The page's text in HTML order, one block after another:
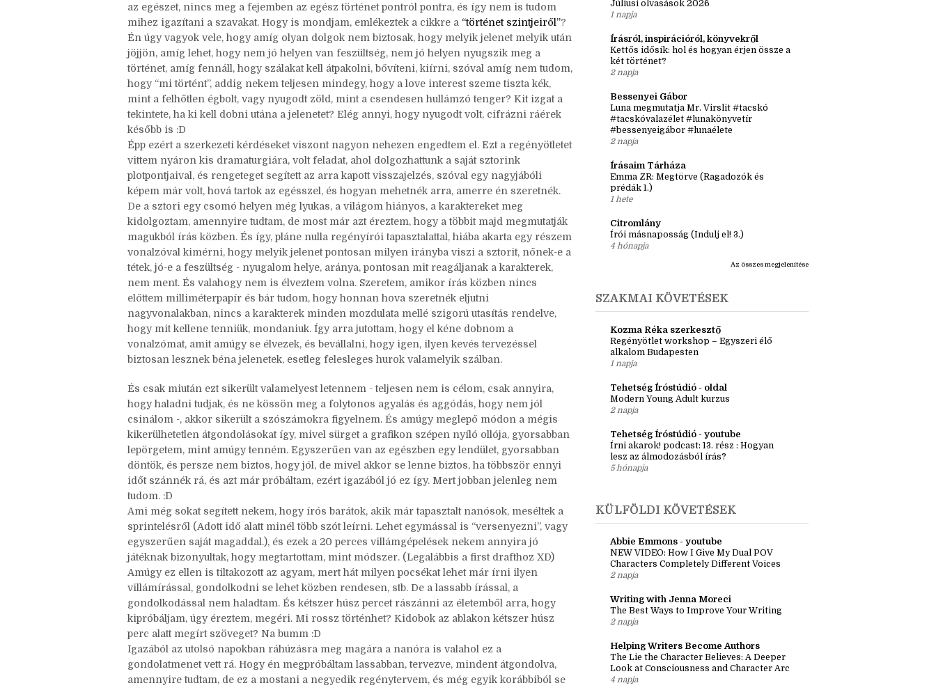
Azt én elég könnyen elengedtem, hogy ne álljak le szavakon bíbelődni, ne most kezdjem el
keresgélni a legtalálóbb jelzőket, legfrappánsabb kifejezéseket. Már csak azért is, mert ezen
a ponton én még nem tudom, mi lesz oda a legtalálóbb. Egyszerűen mert még nem látom át
az egészet, nincs meg a fejemben az egész történet pontról pontra, és így nem is tudom
mihez igazítani a szavakat. Hogy is mondjam, emlékeztek a cikkre a“történet szintjeiről”?
Én úgy vagyok vele, hogy amíg olyan dolgok nem biztosak, hogy melyik jelenet melyik után
jöjjön, amíg lehet, hogy nem jó helyen van feszültség, nem jó helyen nyugszik meg a
történet, amíg fennáll, hogy szálakat kell átpakolni, bővíteni, kiírni, szóval amíg nem tudom,
hogy “mi történt”, addig nekem teljesen mindegy, hogy a love interest szeme tiszta kék,
mint a felhőtlen égbolt, vagy nyugodt zöld, mint a csendesen hullámzó tenger? Kit izgat a
tekintete, ha ki kell dobni utána a jelenetet? Elég annyi, hogy nyugodt volt, cifrázni ráérek
később is :D
Épp ezért a szerkezeti kérdéseket viszont nagyon nehezen engedtem el. Ezt a regényötletet
vittem nyáron kis dramaturgiára, volt feladat, ahol dolgozhattunk a saját sztorink
plotpontjaival, és rengeteget segített az arra kapott visszajelzés, szóval egy nagyjábóli
képem már volt, hová tartok az egésszel, és hogyan mehetnék arra, amerre én szeretnék.
De a sztori egy csomó helyen még lyukas, a világom hiányos, a karaktereket meg
kidolgoztam, amennyire tudtam, de most már azt éreztem, hogy a többit majd megmutatják
magukból írás közben. És így, pláne nulla regényírói tapasztalattal, hiába akarta egy részem
vonalzóval kimérni, hogy melyik jelenet pontosan milyen irányba viszi a sztorit, nőnek-e a
tétek, jó-e a feszültség - nyugalom helye, aránya, pontosan mit reagáljanak a karakterek,
nem ment. És valahogy nem is élveztem volna. Szeretem, amikor írás közben nincs
előttem milliméterpapír és bár tudom, hogy honnan hova szeretnék eljutni
nagyvonalakban, nincs a karakterek minden mozdulata mellé szigorú utasítás rendelve,
vonalzómat, amit amúgy se élvezek, és bevállalni, hogy igen, ilyen kevés tervezéssel
biztosan lesznek béna jelenetek, esetleg felesleges hurok valamelyik szálban.
És csak miután ezt sikerült valamelyest letennem - teljesen nem is célom, csak annyira,
hogy haladni tudjak, és ne kössön meg a folytonos agyalás és aggódás, hogy nem jól
csinálom -, akkor sikerült a szószámokra figyelnem. És amúgy meglepő módon a mégis
kikerülhetetlen átgondolásokat így, mivel sürget a grafikon szépen nyíló ollója, gyorsabban
lepörgetem, mint amúgy tenném. Egyszerűen van az egészben egy lendület, gyorsabban
döntök, és persze nem biztos, hogy jól, de mivel akkor se lenne biztos, ha többször ennyi
időt szánnék rá, és azt már próbáltam, ezért igazából jó ez így. Mert jobban jelenleg nem
tudom. :D
Ami még sokat segített nekem, hogy írós barátok, akik már tapasztalt nanósok, meséltek a
sprintelésről (Adott idő alatt minél több szót leírni. Lehet egymással is “versenyezni”, vagy
egyszerűen saját magaddal.), és ezek a 20 perces villámgépelések nekem annyira jó
játéknak bizonyultak, hogy megtartottam, mint módszer. (Legalábbis a first drafthoz XD)
Amúgy ez ellen is tiltakozott az agyam, mert hát milyen pocsékat lehet már írni ilyen
villámírással, gondolkodni se lehet közben rendesen, stb. De a lassabb írással, a
gondolkodással nem haladtam. És kétszer húsz percet rászánni az életemből arra, hogy
kipróbáljam, úgy éreztem, megéri. Mi rossz történhet? Kidobok az ablakon kétszer húsz
perc alatt megírt szöveget? Na bumm :D
ŐKET KÖVETEM :)
Könyves 1x1
Júliusi olvasások 2026
1 napja
Kettős idősík: hol és hogyan érjen össze a
két történet?
2 napja
Bessenyei Gábor
#tacskóvalazélet #lunakönyvetír
#bessenyeigábor #lunaélete
2 napja
Emma ZR: Megtörve (Ragadozók és
prédák 1.)
1 hete
4 hónapja
Az összes megjelenítése
SZAKMAI KÖVETÉSEK
Regényötlet workshop – Egyszeri élő
alkalom Budapesten
1 napja
Tehetség Íróstúdió - oldal
Modern Young Adult kurzus
2 napja
lesz az álmodozásból írás?
5 hónapja
KÜLFÖLDI KÖVETÉSEK
NEW VIDEO: How I Give My Dual POV
Characters Completely Different Voices
2 napja
Writing with Jenna Moreci
The Best Ways to Improve Your Writing
2 napja